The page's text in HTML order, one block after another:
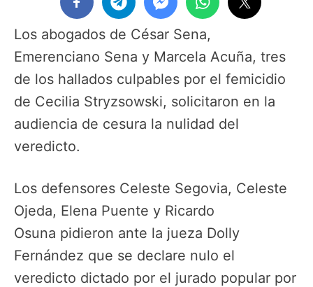
Los abogados de César Sena,
Emerenciano Sena y Marcela Acuña, tres
de los hallados culpables por el femicidio
de Cecilia Stryzsowski, solicitaron en la
audiencia de cesura la nulidad del
veredicto.
Los defensores Celeste Segovia, Celeste
Ojeda, Elena Puente y Ricardo
Osuna pidieron ante la jueza Dolly
Fernández que se declare nulo el
veredicto dictado por el jurado popular por